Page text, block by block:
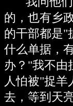
的，也有乡
的干部都是"
什么单据，
办？"我不由
人怕被"捉羊
去，等到天